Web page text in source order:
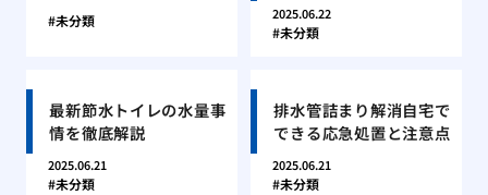
未分類 2025.06.22
未分類
最新節水トイレの水量事
情を徹底解説
2025.06.21
未分類
排水管詰まり解消自宅で
できる応急処置と注意点
2025.06.21
未分類